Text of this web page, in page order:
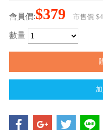
會員價:$379 市售價
數量